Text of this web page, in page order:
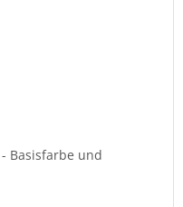
Basisfarbe und